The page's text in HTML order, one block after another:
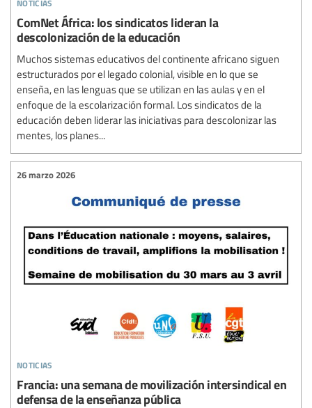
ComNet África: los sindicatos lideran la
descolonización de la educación
Muchos sistemas educativos del continente africano siguen
estructurados por el legado colonial, visible en lo que se
enseña, en las lenguas que se utilizan en las aulas y en el
enfoque de la escolarización formal. Los sindicatos de la
educación deben liderar las iniciativas para descolonizar las
mentes, los planes...
noticias
26 marzo 2026
Francia: una semana de movilización intersindical en
defensa de la enseñanza pública